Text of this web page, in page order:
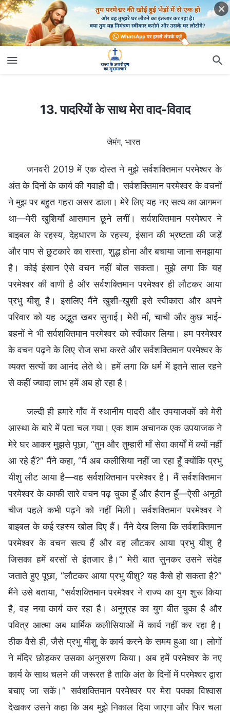
13. पादरियों के साथ मेरा वाद-विवाद
जेमंग, भारत
जनवरी 2019 में एक दोस्त ने मुझे सर्वशक्तिमान परमेश्वर के
अंत के दिनों के कार्य की गवाही दी। सर्वशक्तिमान परमेश्वर के वचनों
ने मुझ पर बहुत गहरा असर डाला। मेरे लिए यह नए सत्य का आगमन
था—मेरी खुशियाँ आसमान छूने लगीं। सर्वशक्तिमान परमेश्वर ने
बाइबल के रहस्य, देहधारण के रहस्य, इंसान की भ्रष्टता की जड़ें
और पाप से छुटकारे का रास्ता, शुद्ध होना और बचाया जाना समझाया
है। कोई इंसान ऐसे वचन नहीं बोल सकता। मुझे लगा कि यह
परमेश्वर की वाणी है और सर्वशक्तिमान परमेश्वर ही लौटकर आया
प्रभु यीशु है। इसलिए मैंने खुशी-खुशी इसे स्वीकारा और अपने
परिवार को यह अद्भुत खबर सुनाई। मेरी माँ, चाची और कुछ भाई-
बहनों ने भी सर्वशक्तिमान परमेश्वर को स्वीकार लिया। हम परमेश्वर
के वचन पढ़ने के लिए रोज सभा करते और सर्वशक्तिमान परमेश्वर के
व्यक्त सत्यों का आनंद लेते थे। हमें लगा कि धर्म में इतने साल रहने
से कहीं ज्यादा लाभ हमें अब हो रहा है।
जल्दी ही हमारे गाँव में स्थानीय पादरी और उपयाजकों को मेरी
आस्था के बारे में पता चल गया। एक शाम अचानक एक उपयाजक ने
मेरे घर आकर मुझसे पूछा, “तुम और तुम्हारी माँ सेवा कार्यों में क्यों नहीं
आ रहे हैं?” मैंने कहा, “मैं अब कलीसिया नहीं जा रहा हूँ क्योंकि प्रभु
यीशु लौट आया है—वह सर्वशक्तिमान परमेश्वर है। मैं सर्वशक्तिमान
परमेश्वर के काफी सारे वचन पढ़ चुका हूँ और हैरान हूँ—ऐसी अनूठी
चीज पहले कभी पढ़ने को नहीं मिली। सर्वशक्तिमान परमेश्वर ने
बाइबल के कई रहस्य खोल दिए हैं। मैंने देख लिया कि सर्वशक्तिमान
परमेश्वर के वचन सत्य हैं और वह लौटकर आया प्रभु यीशु है
जिसका हमें बरसों से इंतजार है।” मेरी बात सुनकर उसने संदेह
जताते हुए पूछा, “लौटकर आया प्रभु यीशु? यह कैसे हो सकता है?”
मैंने उसे बताया, “सर्वशक्तिमान परमेश्वर ने राज्य का युग शुरू किया
है, वह नया कार्य कर रहा है। अनुग्रह का युग बीत चुका है और
पवित्र आत्मा अब धार्मिक कलीसियाओं में कार्य नहीं कर रहा है।
ठीक वैसे ही, जैसे प्रभु यीशु के कार्य करने के समय हुआ था। लोगों
ने मंदिर छोड़कर उसका अनुसरण किया। अब हमें परमेश्वर के नए
कार्य के साथ चलने की जरूरत है ताकि अंत के दिनों में परमेश्वर द्वारा
बचाए जा सकें।” सर्वशक्तिमान परमेश्वर पर मेरा पक्का विश्वास
देखकर उसने कहा कि अब मुझे निकाल दिया जाएगा और फिर चला